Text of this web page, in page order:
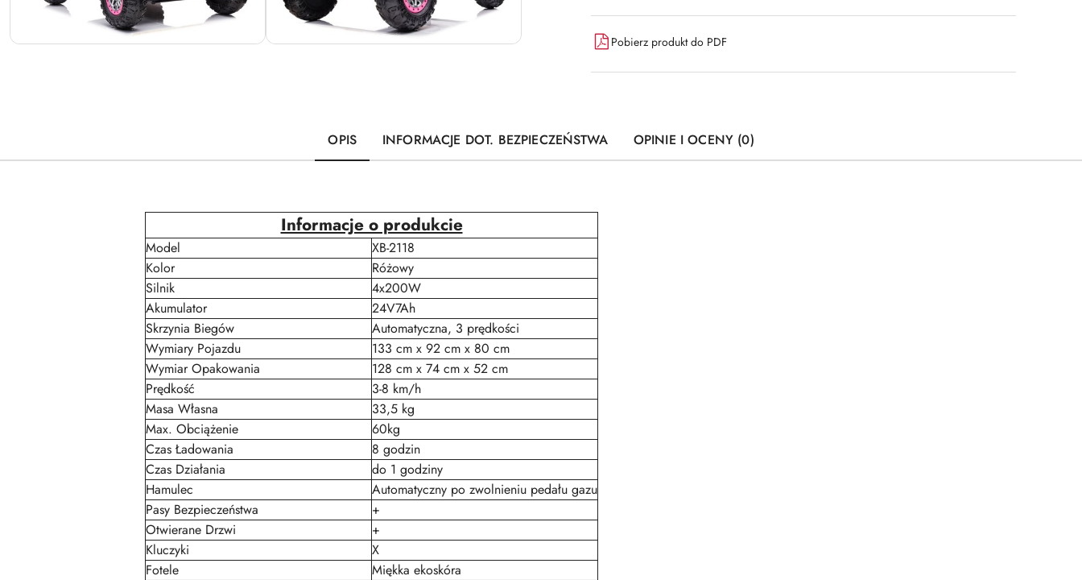
Pobierz produkt do PDF
OPIS INFORMACJE DOT. BEZPIECZEŃSTWA OPINIE I OCENY (0)
Informacje o produkcie
Model
XB-2118
Kolor
Różowy
Silnik
4x200W
Akumulator
24V7Ah
Skrzynia Biegów
Automatyczna, 3 prędkości
Wymiary Pojazdu
133 cm x 92 cm x 80 cm
Wymiar Opakowania
128 cm x 74 cm x 52 cm
Prędkość
3-8 km/h
Masa Własna
33,5 kg
Max. Obciążenie
60kg
Czas Ładowania
8 godzin
Czas Działania
do 1 godziny
Hamulec
Automatyczny po zwolnieniu pedału gazu
Pasy Bezpieczeństwa
+
Otwierane Drzwi
+
Kluczyki
X
Fotele
Miękka ekoskóra